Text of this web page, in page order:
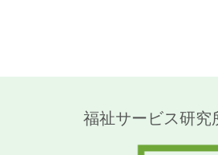
福祉サービス研究